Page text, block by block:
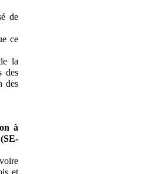
de
ce
la
des
des
à
et